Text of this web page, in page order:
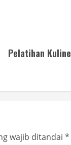
Pelatihan
wajib ditandai *